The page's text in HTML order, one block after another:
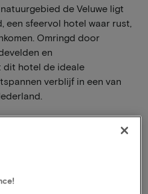
de Veluwe ligt
een sfeervol hotel waar rust,
Omringd door
en
dit hotel de ideale
verblijf in een van